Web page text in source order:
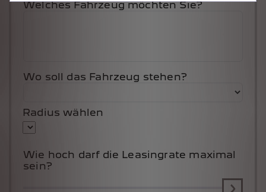
Welches Fahrzeug möchten Sie?
Wo soll das Fahrzeug stehen?
Radius wählen
Wie hoch darf die Leasingrate maximal
sein?